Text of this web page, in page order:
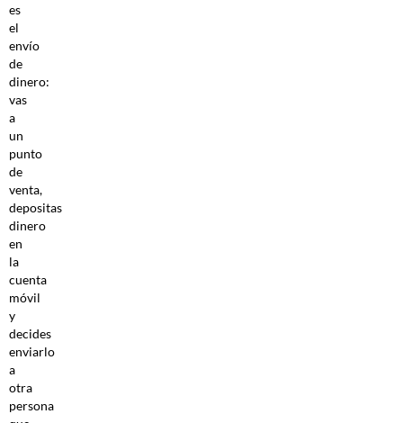
es
el
envío
de
dinero:
vas
a
un
punto
de
venta,
depositas
dinero
en
la
cuenta
móvil
y
decides
enviarlo
a
otra
persona